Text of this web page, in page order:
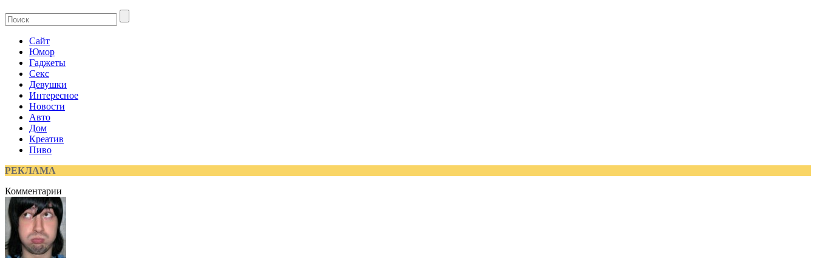
Сайт
Юмор
Гаджеты
Секс
Девушки
Интересное
Новости
Авто
Дом
Креатив
Пиво
РЕКЛАМА
Комментарии